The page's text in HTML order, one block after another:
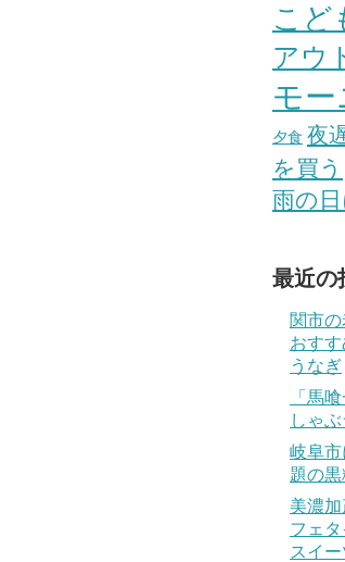
こど
アウ
モ
夕食 夜
を買う
雨の
最近の
関市
おす
うなぎ
「馬
しゃ
岐阜
題の
美濃
フェ
スイー